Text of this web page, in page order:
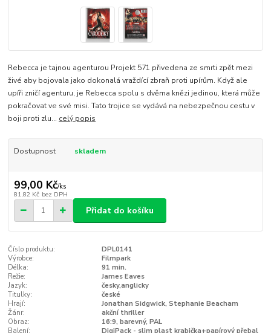
Rebecca je tajnou agenturou Projekt 571 přivedena ze smrti zpět mezi
živé aby bojovala jako dokonalá vraždící zbraň proti upírům. Když ale
upíři zničí agenturu, je Rebecca spolu s dvěma knězi jedinou, která může
pokračovat ve své misi. Tato trojice se vydává na nebezpečnou cestu v
boji proti zlu... celý popis
Dostupnost skladem
99,00 Kč/ks
81,82 Kč bez DPH
Přidat do košíku
Číslo produktu:
DPL0141
Výrobce:
Filmpark
Délka:
91 min.
Režie:
James Eaves
Jazyk:
česky,anglicky
Titulky:
české
Hrají:
Jonathan Sidgwick, Stephanie Beacham
Žánr:
akční thriller
Obraz:
16:9, barevný, PAL
Balení:
DigiPack - slim plast krabička+papírový přebal